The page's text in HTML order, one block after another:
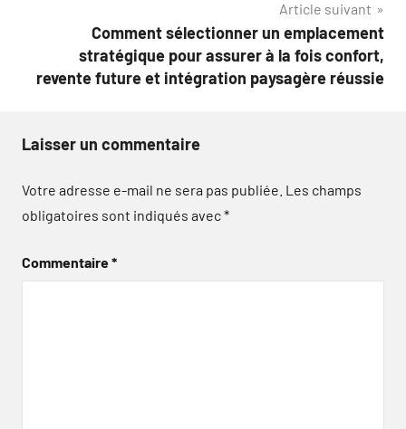
Article suivant
Comment sélectionner un emplacement
stratégique pour assurer à la fois confort,
revente future et intégration paysagère réussie
Laisser un commentaire
Votre adresse e-mail ne sera pas publiée. Les champs
obligatoires sont indiqués avec*
Commentaire*